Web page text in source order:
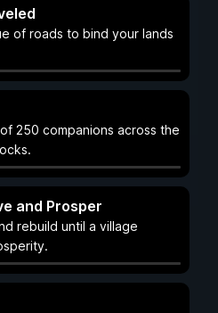
of roads to bind your lands
250 companions across the
and Prosper
rebuild until a village